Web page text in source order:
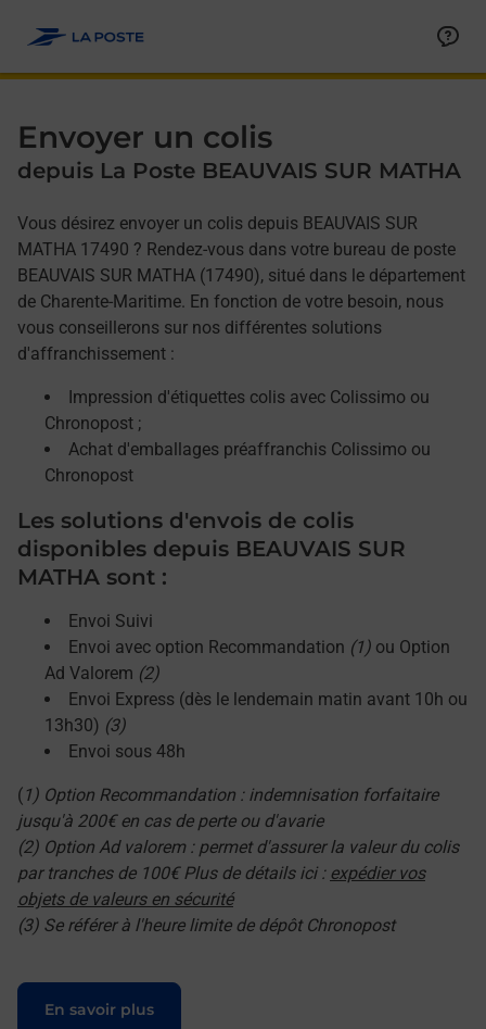
Envoyer un colis
depuis La Poste BEAUVAIS SUR MATHA
Vous désirez envoyer un colis depuis BEAUVAIS SUR
MATHA 17490 ? Rendez-vous dans votre bureau de poste
BEAUVAIS SUR MATHA (17490), situé dans le département
de Charente-Maritime. En fonction de votre besoin, nous
vous conseillerons sur nos différentes solutions
d'affranchissement :
Impression d'étiquettes colis avec Colissimo ou
Chronopost ;
Achat d'emballages préaffranchis Colissimo ou
Chronopost
Les solutions d'envois de colis
disponibles depuis BEAUVAIS SUR
MATHA sont :
Envoi Suivi
Envoi avec option Recommandation (1) ou Option
Ad Valorem (2)
Envoi Express (dès le lendemain matin avant 10h ou
13h30) (3)
Envoi sous 48h
( 1) Option Recommandation : indemnisation forfaitaire
jusqu'à 200€ en cas de perte ou d'avarie
(2) Option Ad valorem : permet d'assurer la valeur du colis
par tranches de 100€ Plus de détails ici : expédier vos
objets de valeurs en sécurité
(3) Se référer à l'heure limite de dépôt Chronopost
En savoir plus
Le lien s'ouvre dans un nouvel onglet